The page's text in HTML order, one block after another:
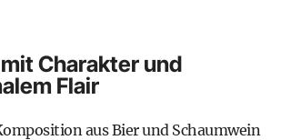
Charakter und
Flair
aus Bier und Schaumwein